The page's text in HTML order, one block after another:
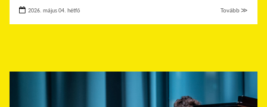
2026. május 04. hétfő Tovább ≫